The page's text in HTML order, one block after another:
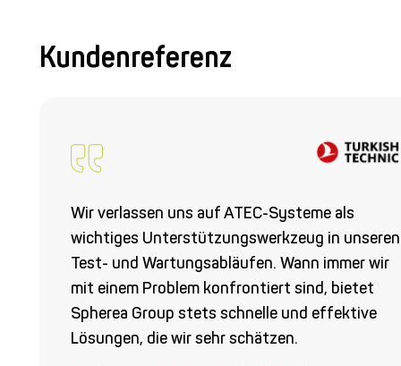
Kundenreferenz
Wir verlassen uns auf ATEC-Systeme als
wichtiges Unterstützungswerkzeug in unseren
Test- und Wartungsabläufen. Wann immer wir
mit einem Problem konfrontiert sind, bietet
Spherea Group stets schnelle und effektive
Lösungen, die wirsehr schätzen.